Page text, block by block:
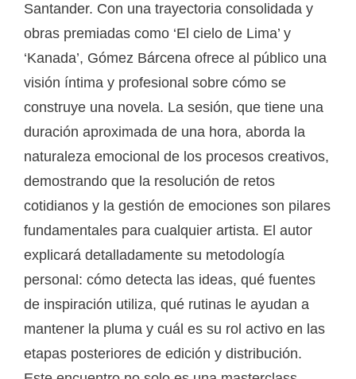
Santander. Con una trayectoria consolidada y
obras premiadas como ‘El cielo de Lima’ y
‘Kanada’, Gómez Bárcena ofrece al público una
visión íntima y profesional sobre cómo se
construye una novela. La sesión, que tiene una
duración aproximada de una hora, aborda la
naturaleza emocional de los procesos creativos,
demostrando que la resolución de retos
cotidianos y la gestión de emociones son pilares
fundamentales para cualquier artista. El autor
explicará detalladamente su metodología
personal: cómo detecta las ideas, qué fuentes
de inspiración utiliza, qué rutinas le ayudan a
mantener la pluma y cuál es su rol activo en las
etapas posteriores de edición y distribución.